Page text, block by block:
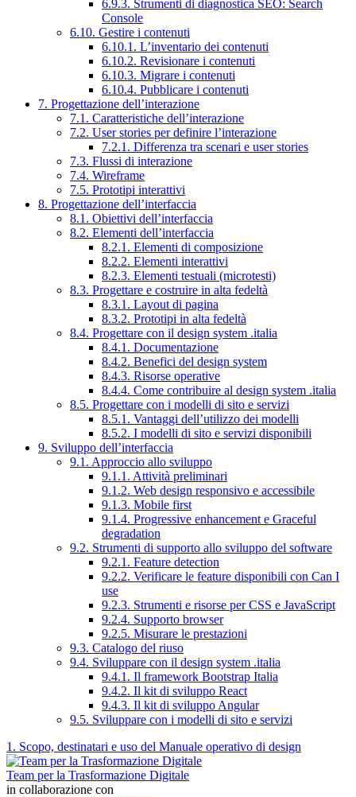
6.9.3. Strumenti di diagnostica SEO: Search
Console
6.10. Gestire i contenuti
6.10.1. L’inventario dei contenuti
6.10.2. Revisionare i contenuti
6.10.3. Migrare i contenuti
6.10.4. Pubblicare i contenuti
7. Progettazione dell’interazione
7.1. Caratteristiche dell’interazione
7.2. User stories per definire l’interazione
7.2.1. Differenza tra scenari e user stories
7.3. Flussi di interazione
7.4. Wireframe
7.5. Prototipi interattivi
8. Progettazione dell’interfaccia
8.1. Obiettivi dell’interfaccia
8.2. Elementi dell’interfaccia
8.2.1. Elementi di composizione
8.2.2. Elementi interattivi
8.2.3. Elementi testuali (microtesti)
8.3. Progettare e costruire in alta fedeltà
8.3.1. Layout di pagina
8.3.2. Prototipi in alta fedeltà
8.4. Progettare con il design system .italia
8.4.1. Documentazione
8.4.2. Benefici del design system
8.4.3. Risorse operative
8.4.4. Come contribuire al design system .italia
8.5. Progettare con i modelli di sito e servizi
8.5.1. Vantaggi dell’utilizzo dei modelli
8.5.2. I modelli di sito e servizi disponibili
9. Sviluppo dell’interfaccia
9.1. Approccio allo sviluppo
9.1.1. Attività preliminari
9.1.2. Web design responsivo e accessibile
9.1.3. Mobile first
9.1.4. Progressive enhancement e Graceful
degradation
9.2. Strumenti di supporto allo sviluppo del software
9.2.1. Feature detection
9.2.2. Verificare le feature disponibili con Can I
use
9.2.3. Strumenti e risorse per CSS e JavaScript
9.2.4. Supporto browser
9.2.5. Misurare le prestazioni
9.3. Catalogo del riuso
9.4. Sviluppare con il design system .italia
9.4.1. Il framework Bootstrap Italia
9.4.2. Il kit di sviluppo React
9.4.3. Il kit di sviluppo Angular
9.5. Sviluppare con i modelli di sito e servizi
1. Scopo, destinatari e uso del Manuale operativo di design
Team per la Trasformazione Digitale
in collaborazione con